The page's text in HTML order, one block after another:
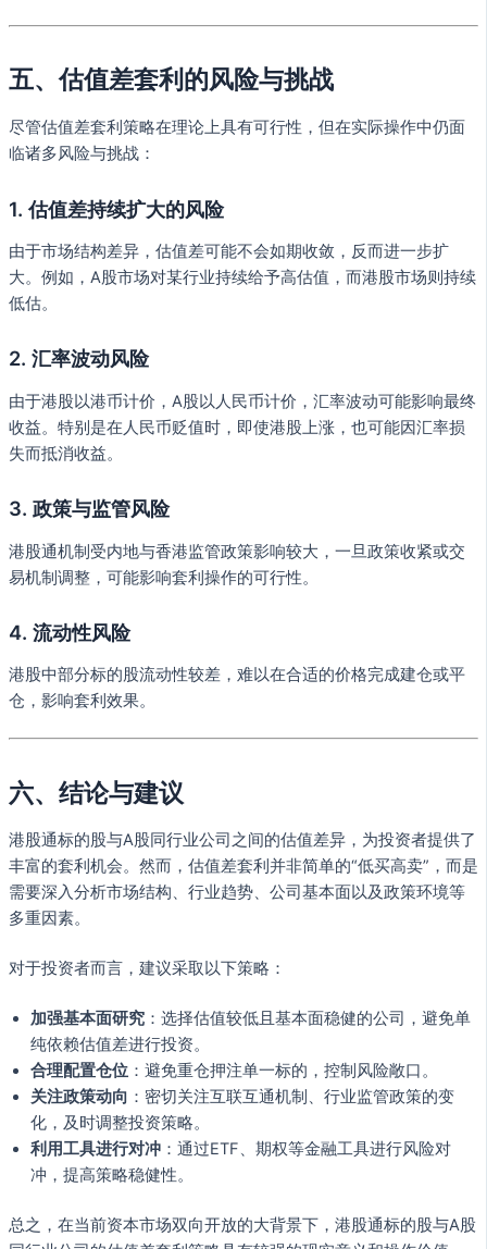
五、估值差套利的风险与挑战
尽管估值差套利策略在理论上具有可行性，但在实际操作中仍面
临诸多风险与挑战：
1.估值差持续扩大的风险
由于市场结构差异，估值差可能不会如期收敛，反而进一步扩
大。例如，A股市场对某行业持续给予高估值，而港股市场则持续
低估。
2. 汇率波动风险
由于港股以港币计价，A股以人民币计价，汇率波动可能影响最终
收益。特别是在人民币贬值时，即使港股上涨，也可能因汇率损
失而抵消收益。
3. 政策与监管风险
港股通机制受内地与香港监管政策影响较大，一旦政策收紧或交
易机制调整，可能影响套利操作的可行性。
4. 流动性风险
港股中部分标的股流动性较差，难以在合适的价格完成建仓或平
仓，影响套利效果。
六、结论与建议
港股通标的股与A股同行业公司之间的估值差异，为投资者提供了
丰富的套利机会。然而，估值差套利并非简单的“低买高卖”，而是
需要深入分析市场结构、行业趋势、公司基本面以及政策环境等
多重因素。
对于投资者而言，建议采取以下策略：
加强基本面研究 ：选择估值较低且基本面稳健的公司，避免单
纯依赖估值差进行投资。
合理配置仓位 ：避免重仓押注单一标的，控制风险敞口。
关注政策动向 ：密切关注互联互通机制、行业监管政策的变
化，及时调整投资策略。
利用工具进行对冲 ：通过ETF、期权等金融工具进行风险对
冲，提高策略稳健性。
总之，在当前资本市场双向开放的大背景下，港股通标的股与A股